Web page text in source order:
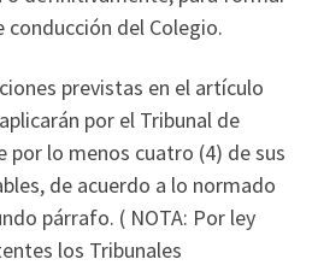
del Colegio.
previstas en el artículo
por el Tribunal de
por lo menos cuatro (4) de sus
de acuerdo a lo normado
párrafo. ( NOTA: Por ley
los Tribunales